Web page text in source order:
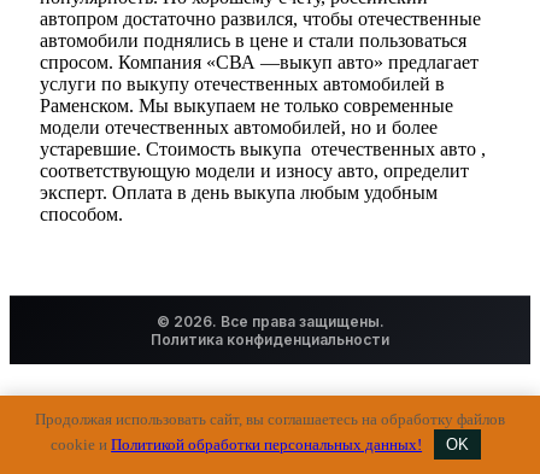
автопром достаточно развился, чтобы отечественные
автомобили поднялись в цене и стали пользоваться
спросом. Компания «СВА —выкуп авто» предлагает
услуги по выкупу отечественных автомобилей в
Раменском. Мы выкупаем не только современные
модели отечественных автомобилей, но и более
устаревшие. Стоимость выкупа отечественных авто ,
соответствующую модели и износу авто, определит
эксперт. Оплата в день выкупа любым удобным
способом.
© 2026. Все права защищены.
Политика конфиденциальности
Продолжая использовать сайт, вы соглашаетесь на обработку файлов
cookie иПолитикой обработки персональных данных! OK